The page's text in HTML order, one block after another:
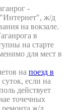
-
ж/д
на вокзале.
в
на старте
для мест в
на поезд в
если на
действует
точечных
ремонта ж/д